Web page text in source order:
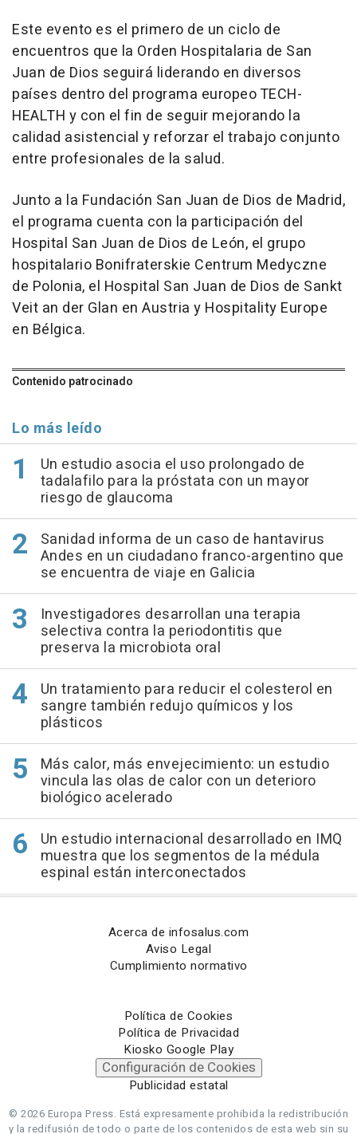
Este evento es el primero de un ciclo de
encuentros que la Orden Hospitalaria de San
Juan de Dios seguirá liderando en diversos
países dentro del programa europeo TECH-
HEALTH y con el fin de seguir mejorando la
calidad asistencial y reforzar el trabajo conjunto
entre profesionales de la salud.
Junto a la Fundación San Juan de Dios de Madrid,
el programa cuenta con la participación del
Hospital San Juan de Dios de León, el grupo
hospitalario Bonifraterskie Centrum Medyczne
de Polonia, el Hospital San Juan de Dios de Sankt
Veit an der Glan en Austria y Hospitality Europe
en Bélgica.
Contenido patrocinado
Lo más leído
Un estudio asocia el uso prolongado de
tadalafilo para la próstata con un mayor
riesgo de glaucoma
Sanidad informa de un caso de hantavirus
Andes en un ciudadano franco-argentino que
se encuentra de viaje en Galicia
Investigadores desarrollan una terapia
selectiva contra la periodontitis que
preserva la microbiota oral
Un tratamiento para reducir el colesterol en
sangre también redujo químicos y los
plásticos
Más calor, más envejecimiento: un estudio
vincula las olas de calor con un deterioro
biológico acelerado
Un estudio internacional desarrollado en IMQ
muestra que los segmentos de la médula
espinal están interconectados
Acerca de infosalus.com
Aviso Legal
Cumplimiento normativo
Política de Cookies
Política de Privacidad
Kiosko Google Play
Configuración de Cookies
Publicidad estatal
© 2026 Europa Press. Está expresamente prohibida la redistribución
y la redifusión de todo o parte de los contenidos de esta web sin su